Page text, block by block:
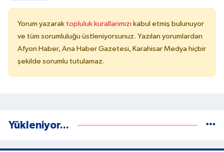
Yorum yazarak topluluk kurallarımızı kabul etmiş bulunuyor
ve tüm sorumluluğu üstleniyorsunuz. Yazılan yorumlardan
Afyon Haber, Ana Haber Gazetesi, Karahisar Medya hiçbir
şekilde sorumlu tutulamaz.
Yükleniyor...